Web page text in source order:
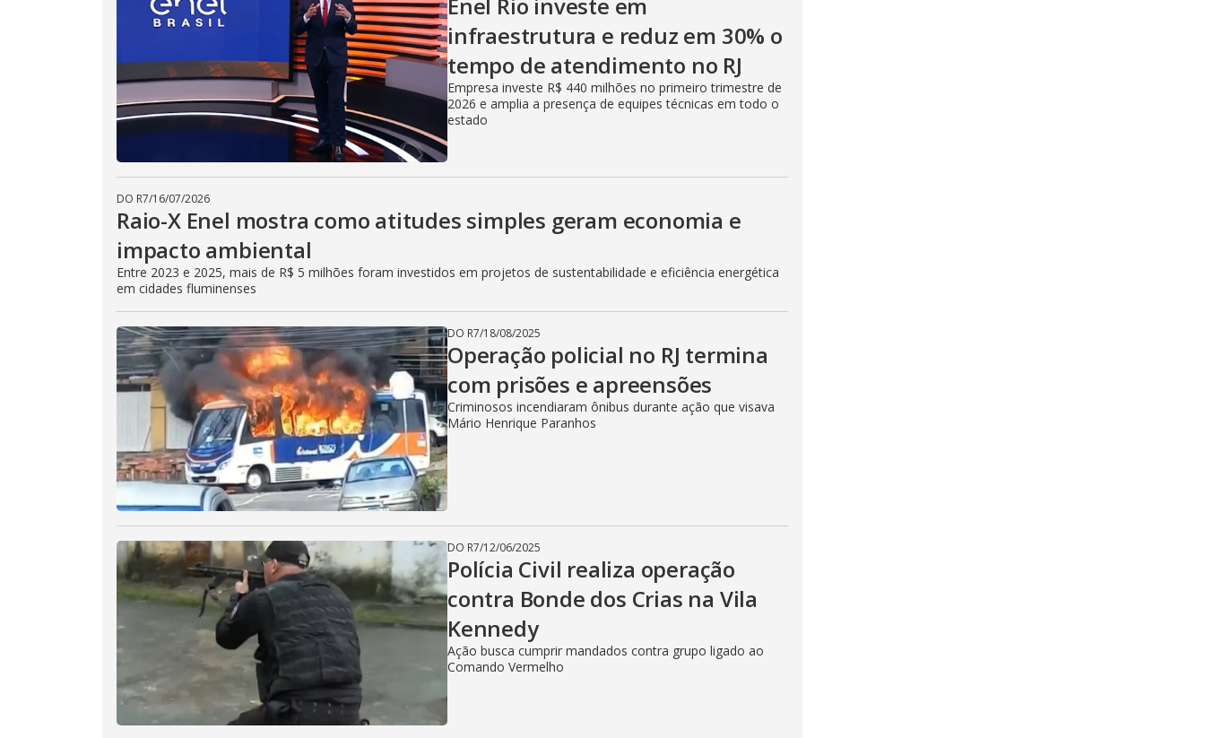
i
d
e
o
infraestrutura e reduz em 30% o
tempo de atendimento no RJ
Empresa investe R$ 440 milhões no primeiro trimestre de
2026 e amplia a presença de equipes técnicas em todo o
estado
DO R7/16/07/2026
Raio-X Enel mostra como atitudes simples geram economia e
impacto ambiental
Entre 2023 e 2025, mais de R$ 5 milhões foram investidos em projetos de sustentabilidade e eficiência energética
em cidades fluminenses
DO R7/18/08/2025
Operação policial no RJ termina
com prisões e apreensões
Criminosos incendiaram ônibus durante ação que visava
Mário Henrique Paranhos
DO R7/12/06/2025
Polícia Civil realiza operação
contra Bonde dos Crias na Vila
Kennedy
Ação busca cumprir mandados contra grupo ligado ao
Comando Vermelho